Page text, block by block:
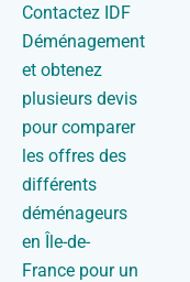
Contactez IDF
Déménagement
et obtenez
plusieurs devis
pour comparer
les offres des
différents
déménageurs
en Île-de-
France pour un